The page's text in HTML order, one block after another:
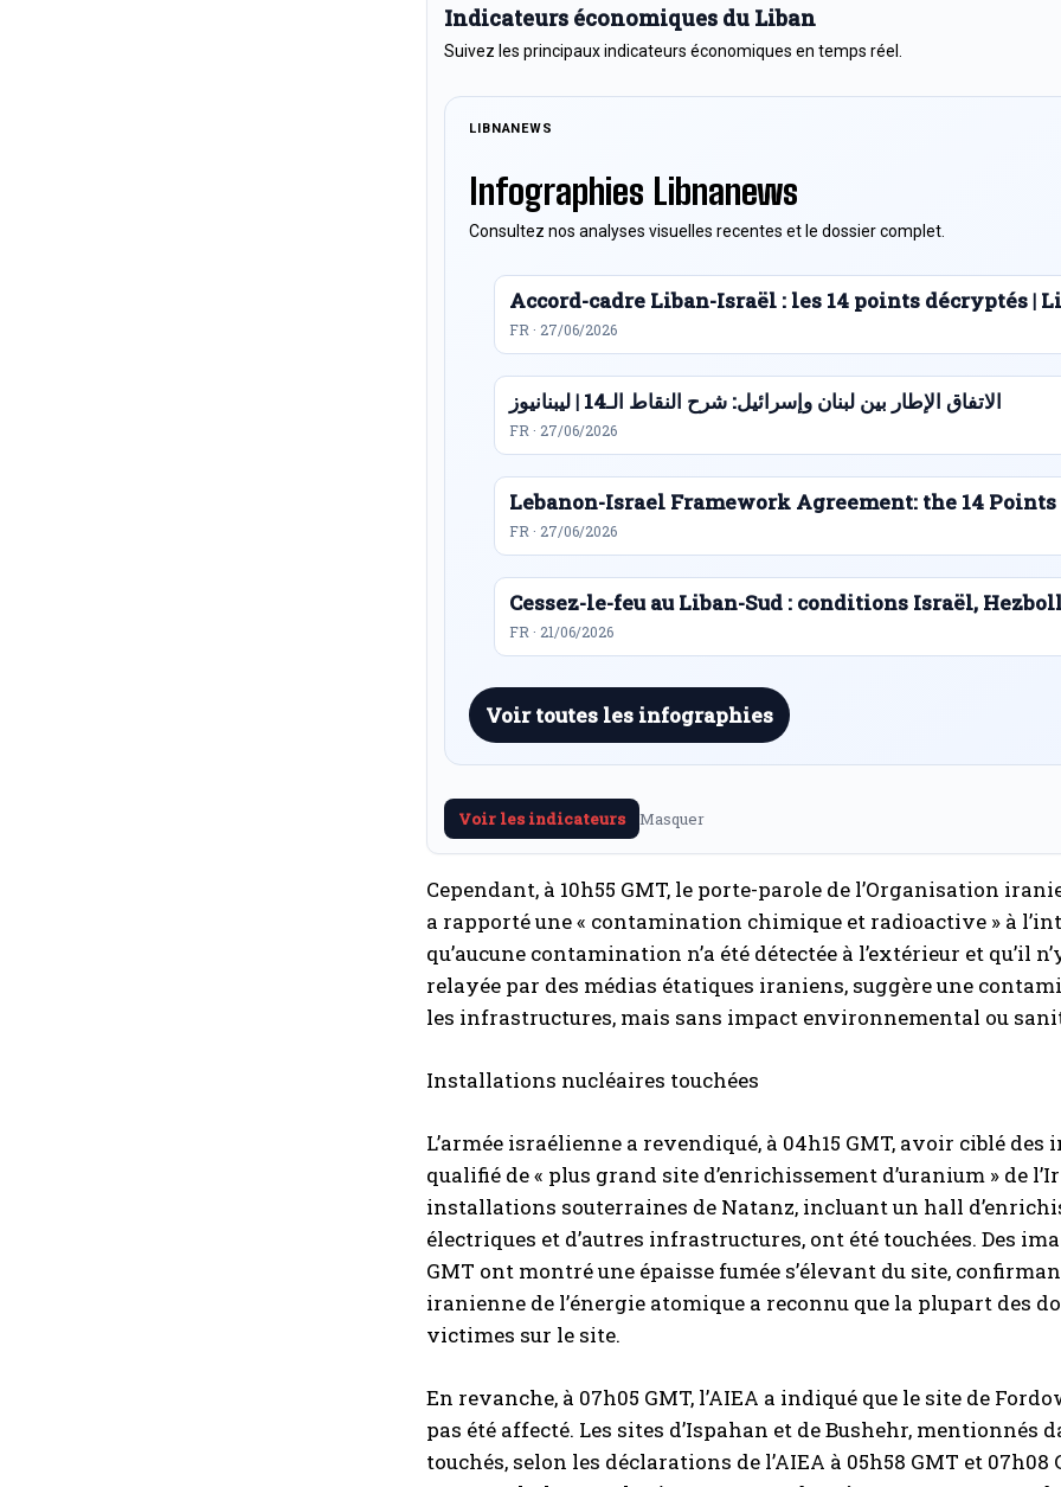
Indicateurs économiques du Liban
Suivez les principaux indicateurs économiques en temps réel.
LIBNANEWS
Infographies Libnanews
Consultez nos analyses visuelles recentes et le dossier complet.
Accord-cadre Liban-Israël : les 14 points décryptés |
FR · 27/06/2026
الاتفاق الإطار بين لبنان وإسرائيل: شرح النقاط الـ14 | ليبنانيوز
FR · 27/06/2026
Lebanon-Israel Framework Agreement: the 14 Points
FR · 27/06/2026
Cessez-le-feu au Liban-Sud : conditions Israël,
FR · 21/06/2026
Voir toutes les infographies
Voir les indicateurs Masquer
Cependant, à 10h55 GMT, le porte-parole de l’Organisation
a rapporté une « contamination chimique et radioactive » à
qu’aucune contamination n’a été détectée à l’extérieur et qu’il
relayée par des médias étatiques iraniens, suggère une
les infrastructures, mais sans impact environnemental ou
Installations nucléaires touchées
L’armée israélienne a revendiqué, à 04h15 GMT, avoir ciblé
qualifié de « plus grand site d’enrichissement d’uranium » de
installations souterraines de Natanz, incluant un hall
électriques et d’autres infrastructures, ont été touchées. Des
GMT ont montré une épaisse fumée s’élevant du site,
iranienne de l’énergie atomique a reconnu que la plupart des
victimes sur le site.
En revanche, à 07h05 GMT, l’AIEA a indiqué que le site de
pas été affecté. Les sites d’Ispahan et de Bushehr, mentionnés
touchés, selon les déclarations de l’AIEA à 05h58 GMT et